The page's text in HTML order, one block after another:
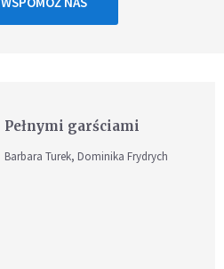
Pełnymi garściami
Barbara Turek, Dominika Frydrych